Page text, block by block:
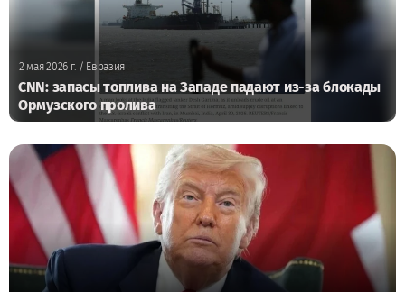
2 мая 2026 г. / Евразия
CNN: запасы топлива на Западе падают из-за блокады
Ормузского пролива